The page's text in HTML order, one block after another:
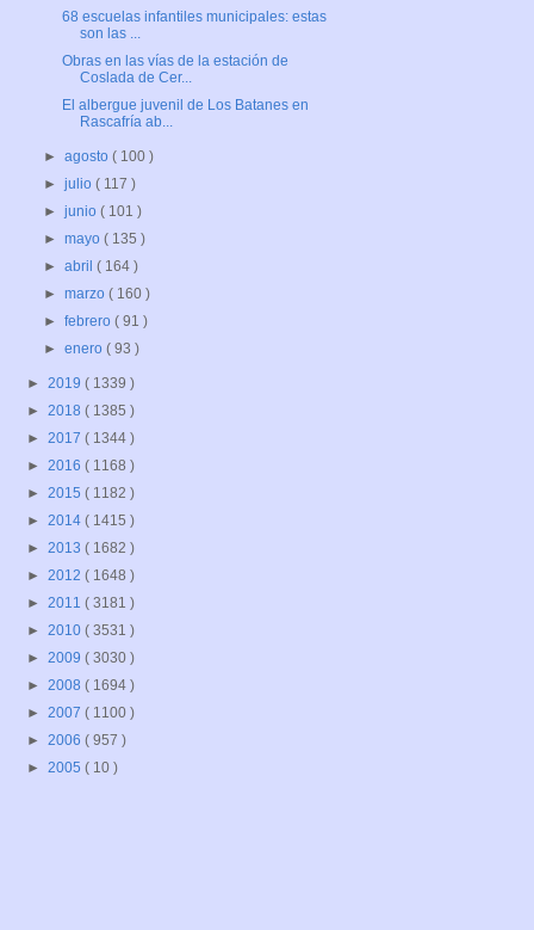
68 escuelas infantiles municipales: estas
son las ...
Obras en las vías de la estación de
Coslada de Cer...
El albergue juvenil de Los Batanes en
Rascafría ab...
►agosto( 100 )
►julio( 117 )
►junio( 101 )
►mayo( 135 )
►abril( 164 )
►marzo( 160 )
►febrero( 91 )
►enero( 93 )
► 2019 ( 1339 )
► 2018 ( 1385 )
► 2017 ( 1344 )
► 2016 ( 1168 )
► 2015 ( 1182 )
► 2014 ( 1415 )
► 2013 ( 1682 )
► 2012 ( 1648 )
► 2011 ( 3181 )
► 2010 ( 3531 )
► 2009 ( 3030 )
► 2008 ( 1694 )
► 2007 ( 1100 )
► 2006 ( 957 )
► 2005 ( 10 )